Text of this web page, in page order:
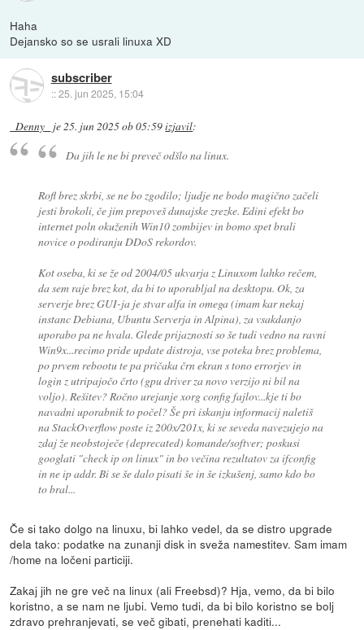
Haha
Dejansko so se usrali linuxa XD
subscriber
::25. jun 2025, 15:04
_Denny_ je 25. jun 2025 ob 05:59izjavil:
Da jih le ne bi preveč odšlo na linux.
Rofl brez skrbi, se ne bo zgodilo; ljudje ne bodo magično začeli
jesti brokoli, če jim prepoveš dunajske zrezke. Edini efekt bo
internet poln okuženih Win10 zombijev in bomo spet brali
novice o podiranju DDoS rekordov.
Kot oseba, ki se že od 2004/05 ukvarja z Linuxom lahko rečem,
da sem raje brez kot, da bi to uporabljal na desktopu. Ok, za
serverje brez GUI-ja je stvar alfa in omega (imam kar nekaj
instanc Debiana, Ubuntu Serverja in Alpina), za vsakdanjo
uporabo pa ne hvala. Glede prijaznosti so še tudi vedno na ravni
Win9x...recimo pride update distroja, vse poteka brez problema,
po prvem rebootu te pa pričaka črn ekran s tono errorjev in
login z utripajočo črto (gpu driver za novo verzijo ni bil na
voljo). Rešitev? Ročno urejanje xorg config fajlov...kje ti bo
navadni uporabnik to počel? Še pri iskanju informacij naletiš
na StackOverflow poste iz 200x/201x, ki se seveda navezujejo na
zdaj že neobstoječe (deprecated) komande/softver; poskusi
googlati "check ip on linux" in bo večina rezultatov za ifconfig
in ne ip addr. Bi se še dalo pisati še in še izkušenj, samo kdo bo
to bral...
Če si tako dolgo na linuxu, bi lahko vedel, da se distro upgrade
dela tako: podatke na zunanji disk in sveža namestitev. Sam imam
/home na ločeni particiji.
Zakaj jih ne gre več na linux (ali Freebsd)? Hja, vemo, da bi bilo
koristno, a se nam ne ljubi. Vemo tudi, da bi bilo koristno se bolj
zdravo prehranjevati, se več gibati, prenehati kaditi...